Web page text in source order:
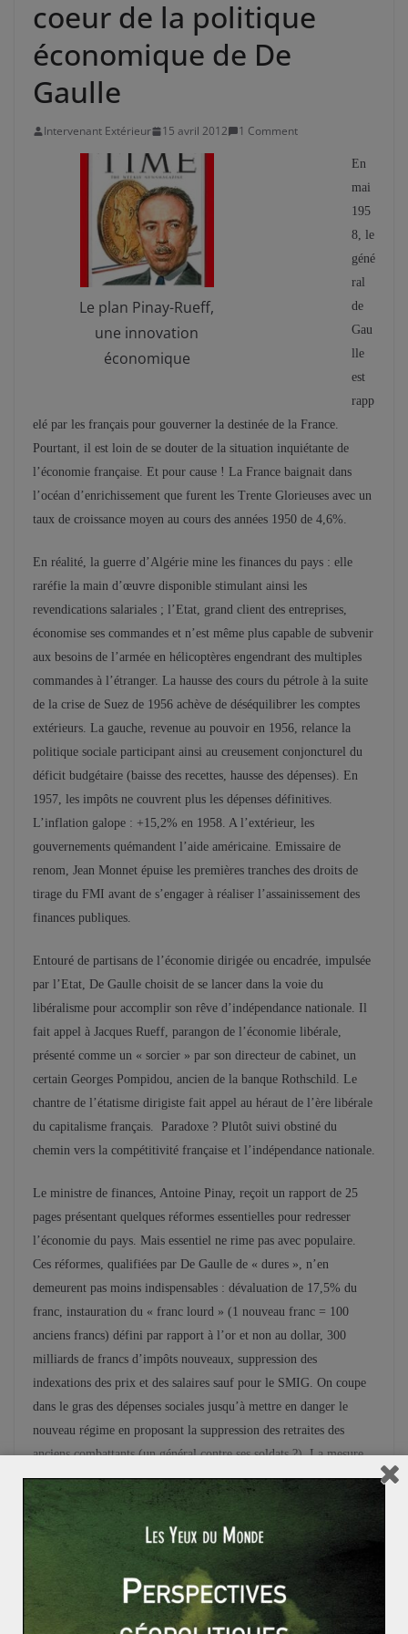
coeur de la politique
économique de De
Gaulle
Intervenant Extérieur 15 avril 2012 1 Comment
Le plan Pinay-Rueff,
une innovation
économique
En
mai
195
8, le
géné
ral
de
Gau
lle
est
rapp
elé par les français pour gouverner la destinée de la France.
Pourtant, il est loin de se douter de la situation inquiétante de
l’économie française. Et pour cause ! La France baignait dans
l’océan d’enrichissement que furent les Trente Glorieuses avec un
taux de croissance moyen au cours des années 1950 de 4,6%.
En réalité, la guerre d’Algérie mine les finances du pays : elle
raréfie la main d’œuvre disponible stimulant ainsi les
revendications salariales ; l’Etat, grand client des entreprises,
économise ses commandes et n’est même plus capable de subvenir
aux besoins de l’armée en hélicoptères engendrant des multiples
commandes à l’étranger. La hausse des cours du pétrole à la suite
de la crise de Suez de 1956 achève de déséquilibrer les comptes
extérieurs. La gauche, revenue au pouvoir en 1956, relance la
politique sociale participant ainsi au creusement conjoncturel du
déficit budgétaire (baisse des recettes, hausse des dépenses). En
1957, les impôts ne couvrent plus les dépenses définitives.
L’inflation galope : +15,2% en 1958. A l’extérieur, les
gouvernements quémandent l’aide américaine. Emissaire de
renom, Jean Monnet épuise les premières tranches des droits de
tirage du FMI avant de s’engager à réaliser l’assainissement des
finances publiques.
Entouré de partisans de l’économie dirigée ou encadrée, impulsée
par l’Etat, De Gaulle choisit de se lancer dans la voie du
libéralisme pour accomplir son rêve d’indépendance nationale. Il
fait appel à Jacques Rueff, parangon de l’économie libérale,
présenté comme un « sorcier » par son directeur de cabinet, un
certain Georges Pompidou, ancien de la banque Rothschild. Le
chantre de l’étatisme dirigiste fait appel au héraut de l’ère libérale
du capitalisme français. Paradoxe ? Plutôt suivi obstiné du
chemin vers la compétitivité française et l’indépendance nationale.
Le ministre de finances, Antoine Pinay, reçoit un rapport de 25
pages présentant quelques réformes essentielles pour redresser
l’économie du pays. Mais essentiel ne rime pas avec populaire.
Ces réformes, qualifiées par De Gaulle de « dures », n’en
demeurent pas moins indispensables : dévaluation de 17,5% du
franc, instauration du « franc lourd » (1 nouveau franc = 100
anciens francs) défini par rapport à l’or et non au dollar, 300
milliards de francs d’impôts nouveaux, suppression des
indexations des prix et des salaires sauf pour le SMIG. On coupe
dans le gras des dépenses sociales jusqu’à mettre en danger le
nouveau régime en proposant la suppression des retraites des
anciens combattants (un général contre ses soldats ?). La mesure
la plus originale est l’ouverture au monde : démantèlement du
contrôle de change, baisse de 10% des tarifs douaniers avec les
pays de la CEE.
Le plan Rueff avait trois objectifs : stabiliser le budget, consolider
la monnaie et préparer l’ouverture commerciale de la France. Ils
ont été atteints. La croissance passe à 5,5% de moyenne, les